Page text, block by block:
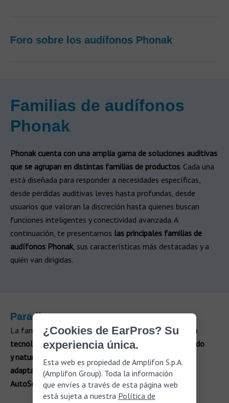
Foro sobre los audífonos Phonak​
Familias de audífonos
Phonak
Phonak cuenta con una amplia gama de soluciones auditivas
que se agrupan en distintas familias de productos. Cada una
está diseñada para responder a necesidades específicas,
desde pérdidas auditivas leves hasta profundas, desde
usuarios que valoran la discreción hasta quienes buscan
funciones inteligentes y conectividad avanzada. A
continuación, te presentamos las principales familias de
audífonos Phonak, sus características más destacadas y a
quién van dirigidas.
Paradise
La familiaPhonak Paradisese basa en unaplataforma
tecnológica innovadora que proporciona un sonido nítido
y natural
, conectividad Bluetooth
multipunto y
adaptación automática al entorno gracias al sistema
AutoSense OS™.
¿Cookies de EarPros? Su
experiencia única.
Esta web es propiedad de Amplifon S.p.A.
(Amplifon Group). Toda la información
que envíes a través de esta página web
está sujeta a nuestra Política de